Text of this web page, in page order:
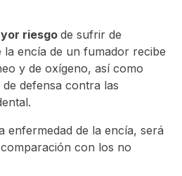
riesgode sufrir de
la encía de un fumador recibe
y de oxígeno, así como
defensa contra las
enfermedad de la encía, será
con los no